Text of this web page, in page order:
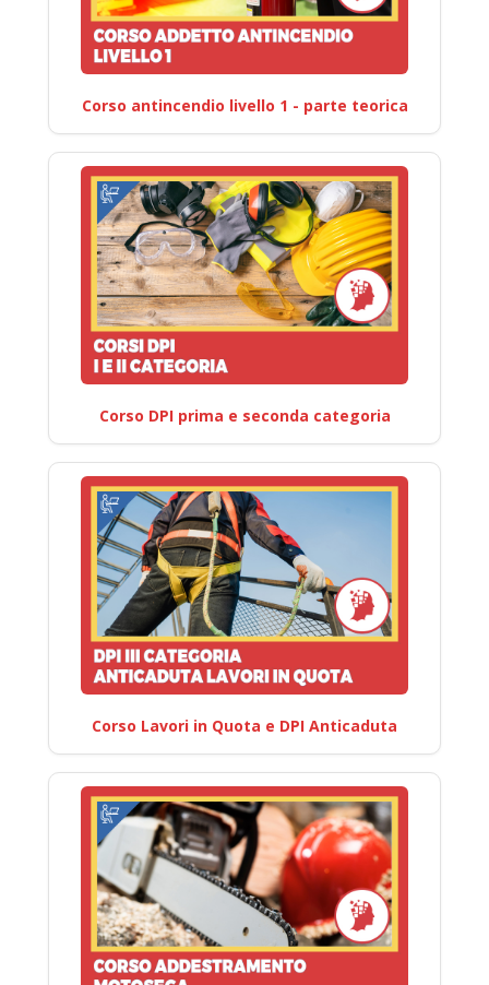
Corso antincendio livello 1 - parte teorica
Corso DPI prima e seconda categoria
Corso Lavori in Quota e DPI Anticaduta